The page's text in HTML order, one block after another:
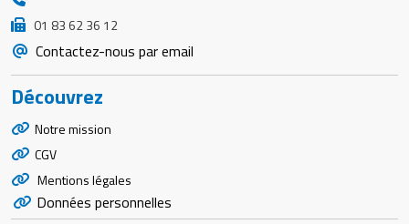
01 83 62 36 12
Contactez-nous par email
Découvrez
Notre mission
CGV
Mentions légales
Données personnelles